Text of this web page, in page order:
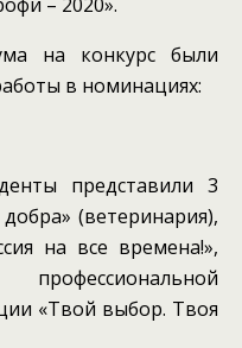
на конкурс были
в номинациях:
представили 3
(ветеринария),
на все времена!»,
«Твой выбор. Твоя